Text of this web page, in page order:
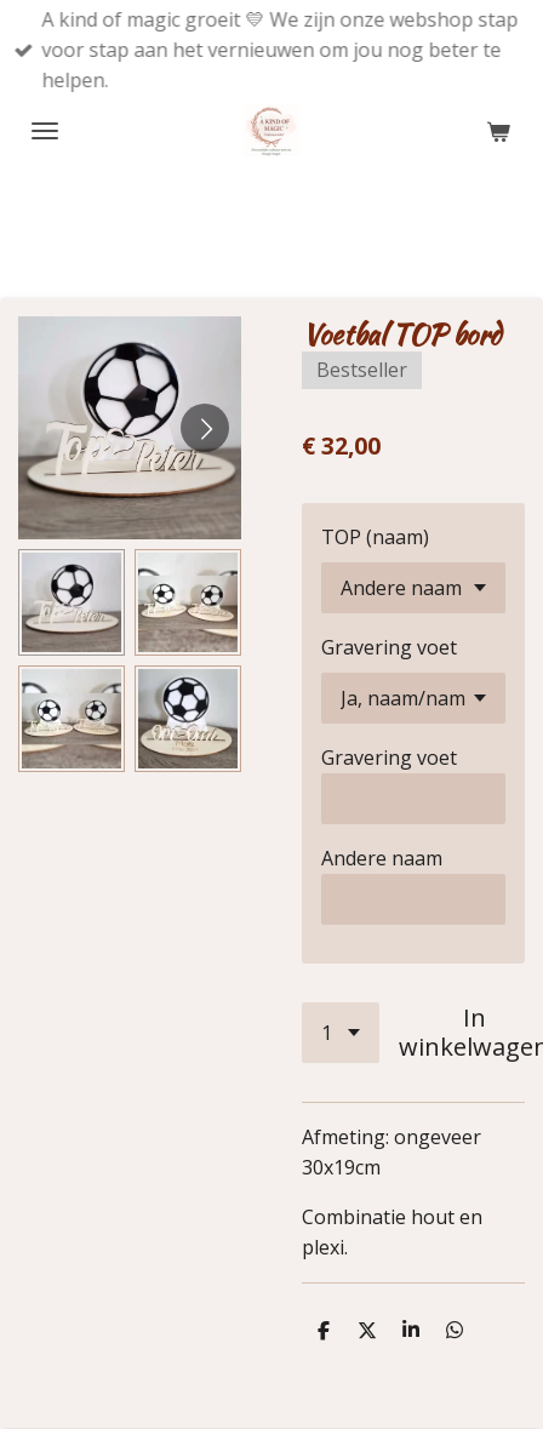
direct
naar
A kind of magic groeit 💛 We zijn onze webshop stap
voor stap aan het vernieuwen om jou nog beter te
helpen.
Voetbal TOP bord
Bestseller
€ 32,00
TOP (naam)
Gravering voet
Gravering voet
Andere naam
In
Afmeting: ongeveer
30x19cm
Combinatie hout en
plexi.
D
D
S
D